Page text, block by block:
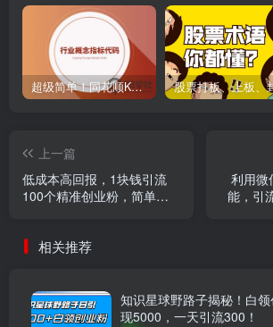
超级简单！同花顺K线界面显示行业概念指标代码图解
上一篇
低成本高回报，1块钱引流
100个精准创业粉，简单高
利用微
能，引
相关推荐
知识星球野路子揭秘！白
现5000，一天引流300！